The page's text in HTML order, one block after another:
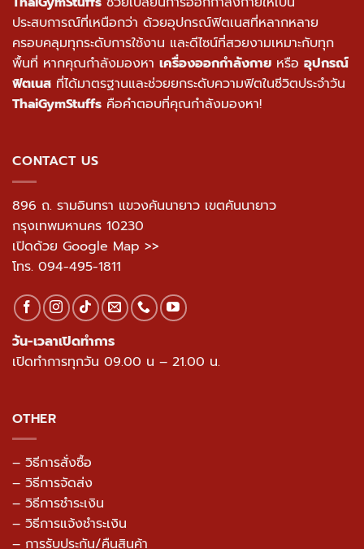
ประสบการณ์ที่เหนือกว่า ด้วยอุปกรณ์ฟิตเนสที่หลากหลาย
ครอบคลุมทุกระดับการใช้งาน และดีไซน์ที่สวยงามเหมาะกับทุก
พื้นที่ หากคุณกำลังมองหา เครื่องออกกำลังกาย หรือ อุปกรณ์
ฟิตเนส ที่ได้มาตรฐานและช่วยยกระดับความฟิตในชีวิตประจำวัน
ThaiGymStuffs คือคำตอบที่คุณกำลังมองหา!
CONTACT US
896 ถ. รามอินทรา แขวงคันนายาว เขตคันนายาว
กรุงเทพมหานคร 10230
เปิดด้วย Google Map >>
โทร. 094-495-1811
วัน-เวลาเปิดทำการ
เปิดทำการทุกวัน 09.00 น – 21.00 น.
OTHER
– วิธีการสั่งซื้อ
– วิธีการจัดส่ง
– วิธีการชำระเงิน
– วิธีการแจ้งชำระเงิน
– การรับประกัน/คืนสินค้า